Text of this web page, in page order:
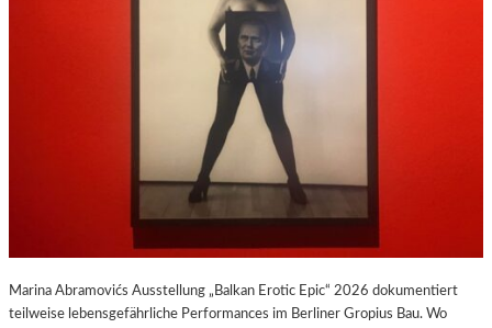
Marina Abramovićs Ausstellung „Balkan Erotic Epic“ 2026 dokumentiert
teilweise lebensgefährliche Performances im Berliner Gropius Bau. Wo